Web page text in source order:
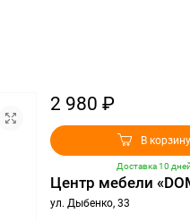
2 980 ₽
В корзину
Доставка 10 дней
Центр мебели
ул. Дыбенко, 33